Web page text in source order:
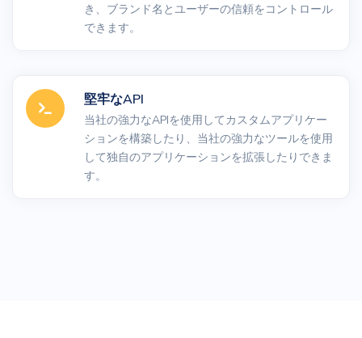
き、ブランド名とユーザーの信頼をコントロール
できます。
堅牢なAPI
当社の強力なAPIを使用してカスタムアプリケー
ションを構築したり、当社の強力なツールを使用
して独自のアプリケーションを拡張したりできま
す。